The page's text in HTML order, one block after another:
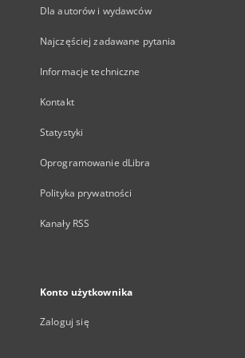
Dla autorów i wydawców
Najczęściej zadawane pytania
Informacje techniczne
Kontakt
Statystyki
Oprogramowanie dLibra
Polityka prywatności
Kanały RSS
Konto użytkownika
Zaloguj się